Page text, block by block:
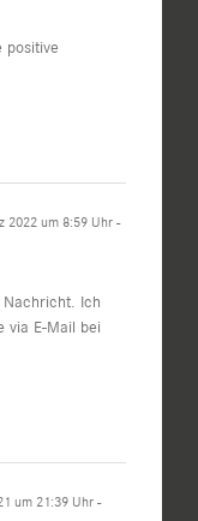
positive
2022 um 8:59 Uhr -
Ich
via E-Mail bei
um 21:39 Uhr -